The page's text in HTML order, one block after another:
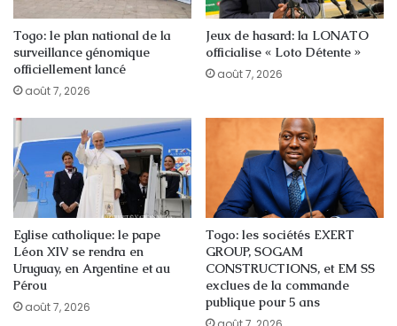
Togo: le plan national de la
surveillance génomique
officiellement lancé
août 7, 2026
Jeux de hasard: la LONATO
officialise « Loto Détente »
août 7, 2026
Eglise catholique: le pape
Léon XIV se rendra en
Uruguay, en Argentine et au
Pérou
août 7, 2026
Togo: les sociétés EXERT
GROUP, SOGAM
CONSTRUCTIONS, et EM SS
exclues de la commande
publique pour 5 ans